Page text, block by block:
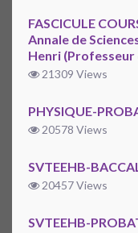
FASCICULE
Annale de
Henri (Professeur
21309 Views
PHYSIQUE-
20578 Views
SVTEEHB-
20457 Views
SVTEEHB-